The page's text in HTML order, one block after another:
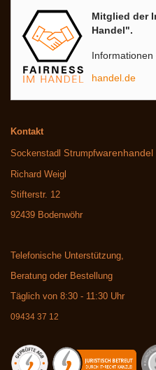
Mitglied der
Handel".
Informationen
handel.de
Kontakt
Sockenstadl Strumpfwarenhandel
Richard Weigl
Stifterstr. 12
92439 Bodenwöhr
Telefonische Unterstützung,
Beratung oder Bestellung
Täglich von 8:30 - 11:30 Uhr
09434 37 12